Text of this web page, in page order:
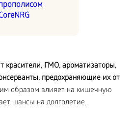
красители, ГМО, ароматизаторы,
предохраняющие их от
образом влияет на кишечную
шансы на долголетие.